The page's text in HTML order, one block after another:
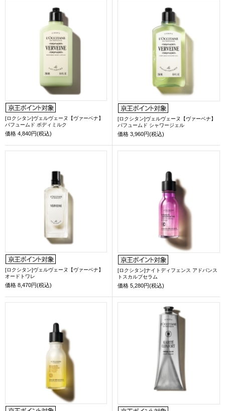
[ロクシタン]ヴェルヴェーヌ【ヴァーベナ】
パフュームド ボディミルク
価格 4,840円(税込)
[ロクシタン]ヴェルヴェーヌ【ヴァーベナ】
パフュームド シャワージェル
価格 3,960円(税込)
[ロクシタン]ヴェルヴェーヌ【ヴァーベナ】
オードトワレ
価格 8,470円(税込)
[ロクシタン]ナイトディフェンス アドバンス
トスカルプセラム
価格 5,280円(税込)